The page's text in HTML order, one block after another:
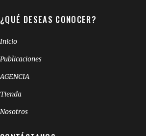
¿QUÉ DESEAS CONOCER?
Inicio
Publicaciones
AGENCIA
Tienda
Nosotros